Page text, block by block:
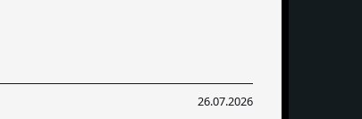
26.07.2026